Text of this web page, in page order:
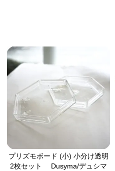
プリズモボード (小) 小分け透明
2枚セット Dusyma/デュシマ